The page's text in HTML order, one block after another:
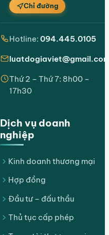
Dịch vụ doanh
nghiệp
Kinh doanh thương mại
Hợp đồng
Đầu tư – đấu thầu
Thủ tục cấp phép
Chỉ đường
Hotline: 094.445.0105
Thứ 2 – Thứ 7: 8h00 –
17h30